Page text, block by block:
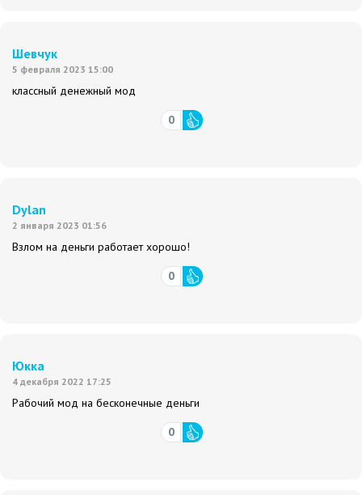
Шевчук
5 февраля 2023 15:00
классный денежный мод
0
Dylan
2 января 2023 01:56
Взлом на деньги работает хорошо!
0
Юкка
4 декабря 2022 17:25
Рабочий мод на бесконечные деньги
0